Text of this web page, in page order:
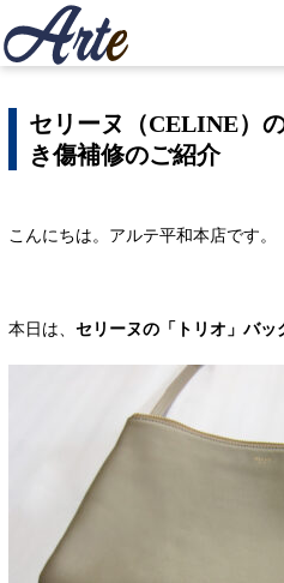
セリーヌ（CELINE）
き傷補修のご紹介
こんにちは。アルテ平和本店です。
本日は、 セリーヌの「トリオ」バッ